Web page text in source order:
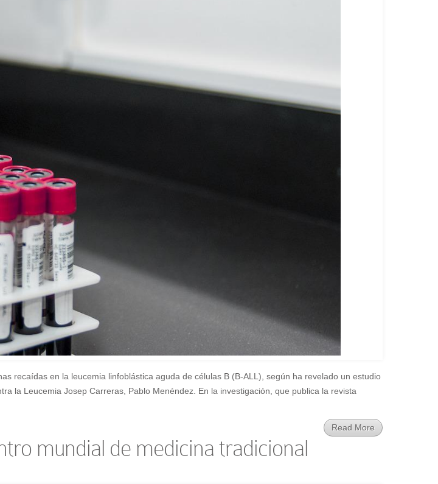
recaídas en la leucemia linfoblástica aguda de células B (B-ALL), según ha revelado un estudio
la Leucemia Josep Carreras, Pablo Menéndez. En la investigación, que publica la revista
Read More
mundial de medicina tradicional